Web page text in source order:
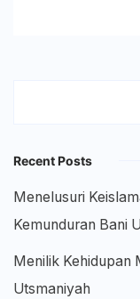
Recent Posts
Menelusuri
Kemunduran Bani
Menilik Kehidupan
Utsmaniyah